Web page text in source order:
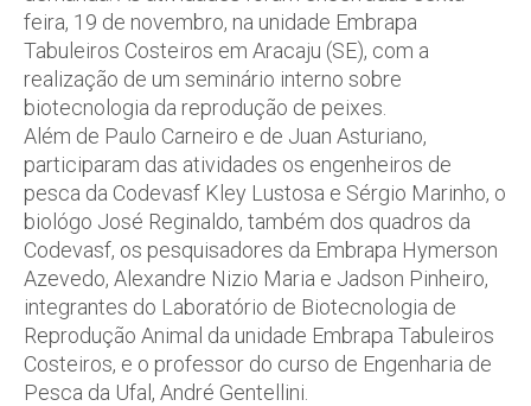
feira, 19 de novembro, na unidade Embrapa
Tabuleiros Costeiros em Aracaju (SE), com a
realização de um seminário interno sobre
biotecnologia da reprodução de peixes.
Além de Paulo Carneiro e de Juan Asturiano,
participaram das atividades os engenheiros de
pesca da Codevasf Kley Lustosa e Sérgio Marinho, o
biológo José Reginaldo, também dos quadros da
Codevasf, os pesquisadores da Embrapa Hymerson
Azevedo, Alexandre Nizio Maria e Jadson Pinheiro,
integrantes do Laboratório de Biotecnologia de
Reprodução Animal da unidade Embrapa Tabuleiros
Costeiros, e o professor do curso de Engenharia de
Pesca da Ufal, André Gentellini.